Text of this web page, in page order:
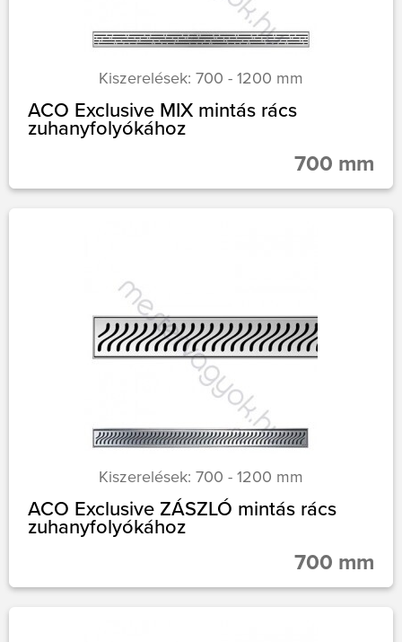
Kiszerelések: 700 - 1200 mm
ACO Exclusive MIX mintás rács
zuhanyfolyókához
700 mm
Kiszerelések: 700 - 1200 mm
ACO Exclusive ZÁSZLÓ mintás rács
zuhanyfolyókához
700 mm